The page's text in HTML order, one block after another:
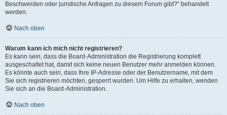
Beschwerden oder juristische Anfragen zu diesem Forum gibt?“ behandelt
werden.
Nach oben
Warum kann ich mich nicht registrieren?
Es kann sein, dass die Board-Administration die Registrierung komplett
ausgeschaltet hat, damit sich keine neuen Benutzer mehr anmelden können.
Es könnte auch sein, dass Ihre IP-Adresse oder der Benutzername, mit dem
Sie sich registrieren möchten, gesperrt wurden. Um Hilfe zu erhalten, wenden
Sie sich an die Board-Administration.
Nach oben